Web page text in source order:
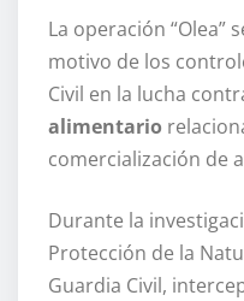
La operación “Olea”
motivo de los
Civil en la lucha
alimentario
comercialización de
Durante la
Protección de la
Guardia Civil,